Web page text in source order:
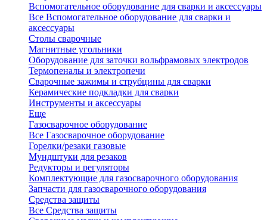
Вспомогательное оборудование для сварки и аксессуары
Все Вспомогательное оборудование для сварки и
аксессуары
Столы сварочные
Магнитные угольники
Оборудование для заточки вольфрамовых электродов
Термопеналы и электропечи
Сварочные зажимы и струбцины для сварки
Керамические подкладки для сварки
Инструменты и аксессуары
Еще
Газосварочное оборудование
Все Газосварочное оборудование
Горелки/резаки газовые
Мундштуки для резаков
Редукторы и регуляторы
Комплектующие для газосварочного оборудования
Запчасти для газосварочного оборудования
Средства защиты
Все Средства защиты